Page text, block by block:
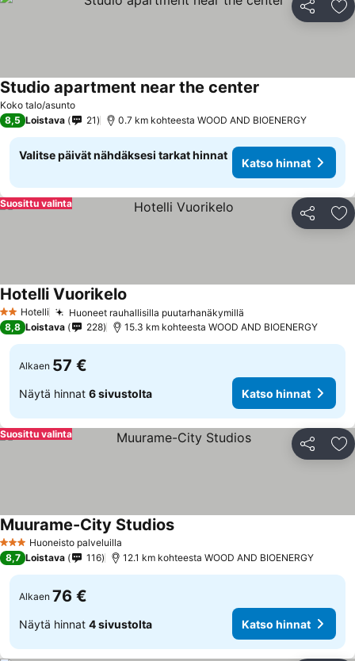
Jaa
Koko talo/asunto
Studio apartment near the center
8,5 Loistava 21 0.7 km kohteesta WOOD AND BIOENERGY
Valitse päivät nähdäksesi tarkat hinnat
Katso hinnat
Jaa
Suosittu valinta
2 Tähtiluokitus
Hotelli Huoneet rauhallisilla puutarhanäkymillä
Hotelli Vuorikelo
8,8 Loistava 228 15.3 km kohteesta WOOD AND BIOENERGY
Alkaen 57 €
Näytä hinnat 6 sivustolta Katso hinnat
Jaa
Suosittu valinta
3 Tähtiluokitus
Huoneisto palveluilla
Muurame-City Studios
8,7 Loistava 116 12.1 km kohteesta WOOD AND BIOENERGY
Alkaen 76 €
Näytä hinnat 4 sivustolta Katso hinnat